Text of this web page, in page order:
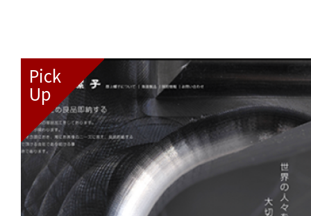
Pick
Up